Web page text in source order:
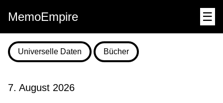
MemoEmpire ☰
Universelle Daten Bücher
7. August 2026